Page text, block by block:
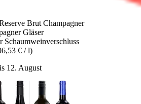
Brut Champagner
Gläser
Schaumweinverschluss
€ / l)
12. August